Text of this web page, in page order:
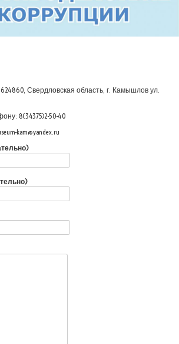
Свердловская область, г. Камышлов ул.
8(34375)2-50-40
kam@yandex.ru